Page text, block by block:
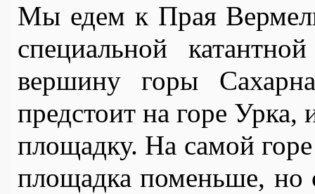
Мы едем к Прая
специальной
вершину горы
предстоит на горе
площадку. На самой
площадка поменьше, но